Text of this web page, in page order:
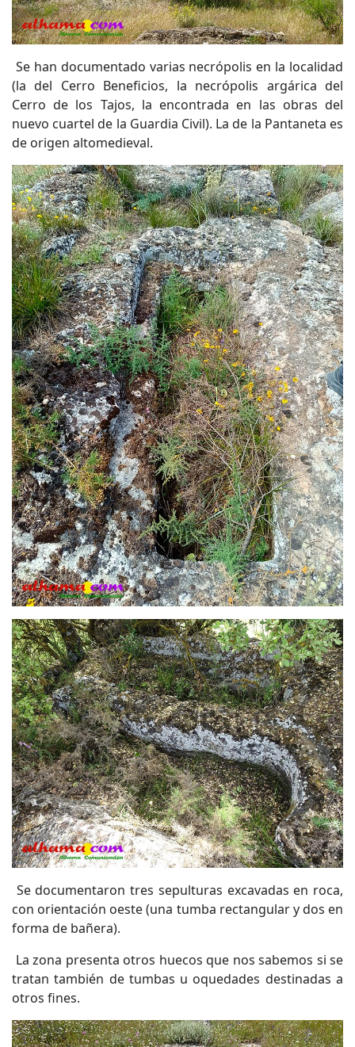
Se han documentado varias necrópolis en la localidad
(la del Cerro Beneficios, la necrópolis argárica del
Cerro de los Tajos, la encontrada en las obras del
nuevo cuartel de la Guardia Civil). La de la Pantaneta es
de origen altomedieval.
Se documentaron tres sepulturas excavadas en roca,
con orientación oeste (una tumba rectangular y dos en
forma de bañera).
La zona presenta otros huecos que nos sabemos si se
tratan también de tumbas u oquedades destinadas a
otros fines.